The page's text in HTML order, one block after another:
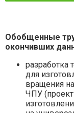
Обобщенные
окончивших
разработка
для
вращения
ЧПУ